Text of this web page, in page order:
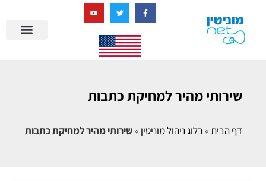
שירותי מהיר למחיקת כתבות
דף הבית»בלוג ניהול מוניטין »שירותי מהיר למחיקת כתבות